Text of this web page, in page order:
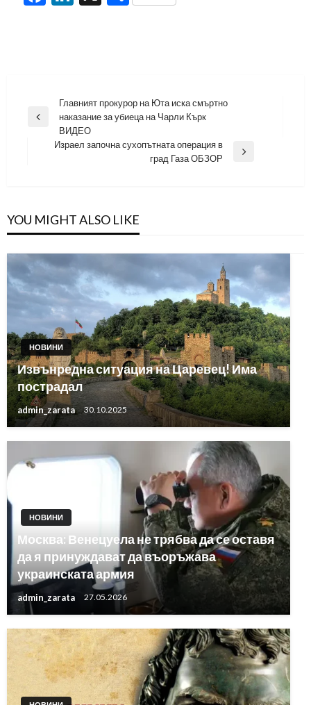
Навигация
Previous
Главният прокурор на Юта иска смъртно
наказание за убиеца на Чарли Кърк
ВИДЕО
Израел започна сухопътната операция в
град Газа ОБЗОР
YOU MIGHT ALSO LIKE
НОВИНИ
Извънредна ситуация на Царевец! Има
пострадал
admin_zarata 30.10.2025
НОВИНИ
Москва: Венецуела не трябва да се оставя
да я принуждават да въоръжава
украинската армия
admin_zarata 27.05.2026